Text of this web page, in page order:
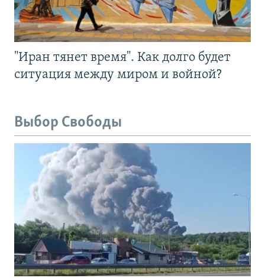
"Иран тянет время". Как долго будет
ситуация между миром и войной?
Выбор Свободы